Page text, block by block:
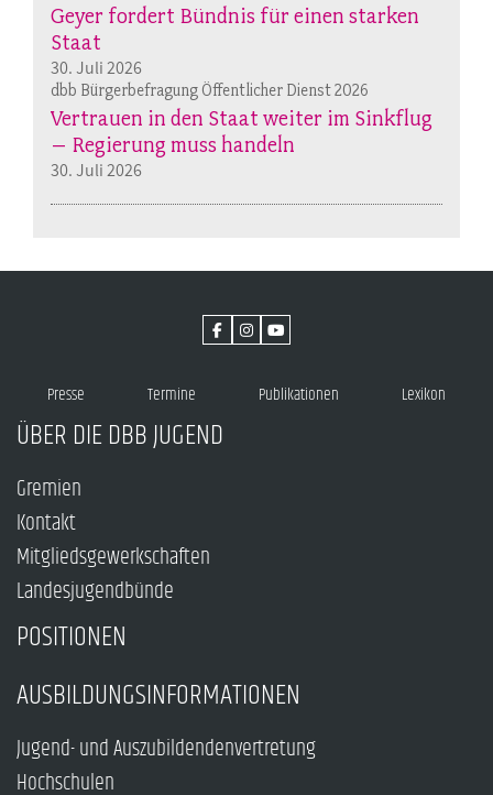
Geyer fordert Bündnis für einen starken
Staat
30. Juli 2026
dbb Bürgerbefragung Öffentlicher Dienst 2026
Vertrauen in den Staat weiter im Sinkflug
– Regierung muss handeln
30. Juli 2026
Presse Termine Publikationen Lexikon
ÜBER DIE DBB JUGEND
Gremien
Kontakt
Mitgliedsgewerkschaften
Landesjugendbünde
POSITIONEN
AUSBILDUNGSINFORMATIONEN
Jugend- und Auszubildendenvertretung
Hochschulen